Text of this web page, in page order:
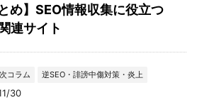
とめ】SEO情報収集に役立つ
連サイト
コラム 逆SEO・誹謗中傷対策・炎上
30